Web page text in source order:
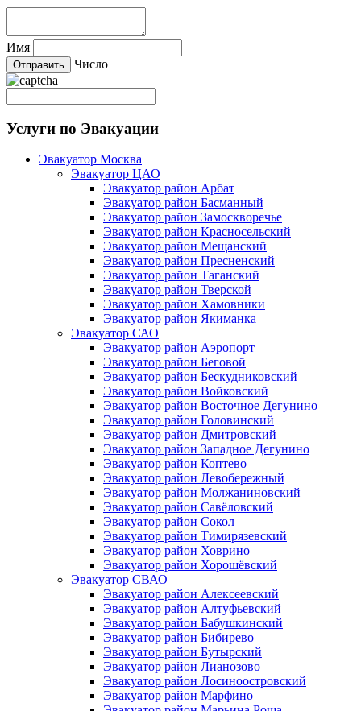
Имя
Число
Услуги по Эвакуации
Эвакуатор Москва
Эвакуатор ЦАО
Эвакуатор район Арбат
Эвакуатор район Басманный
Эвакуатор район Замоскворечье
Эвакуатор район Красносельский
Эвакуатор район Мещанский
Эвакуатор район Пресненский
Эвакуатор район Таганский
Эвакуатор район Тверской
Эвакуатор район Хамовники
Эвакуатор район Якиманка
Эвакуатор САО
Эвакуатор район Аэропорт
Эвакуатор район Беговой
Эвакуатор район Бескудниковский
Эвакуатор район Войковский
Эвакуатор район Восточное Дегунино
Эвакуатор район Головинский
Эвакуатор район Дмитровский
Эвакуатор район Западное Дегунино
Эвакуатор район Коптево
Эвакуатор район Левобережный
Эвакуатор район Молжаниновский
Эвакуатор район Савёловский
Эвакуатор район Сокол
Эвакуатор район Тимирязевский
Эвакуатор район Ховрино
Эвакуатор район Хорошёвский
Эвакуатор СВАО
Эвакуатор район Алексеевский
Эвакуатор район Алтуфьевский
Эвакуатор район Бабушкинский
Эвакуатор район Бибирево
Эвакуатор район Бутырский
Эвакуатор район Лианозово
Эвакуатор район Лосиноостровский
Эвакуатор район Марфино